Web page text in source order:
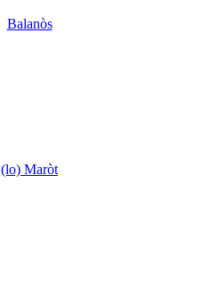
Balanòs
(lo) Maròt